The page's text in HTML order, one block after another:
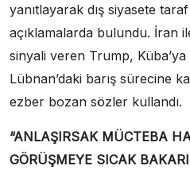
yanıtlayarak dış siyasete
açıklamalarda bulundu. İran
sinyali veren Trump,
Lübnan’daki barış sürecine
ezber bozan sözler kullandı.
“ANLAŞIRSAK MÜCTEBA
GÖRÜŞMEYE SICAK